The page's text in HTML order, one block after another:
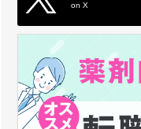
on X